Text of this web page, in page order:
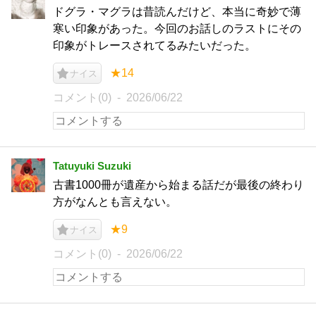
ドグラ・マグラは昔読んだけど、本当に奇妙で薄
寒い印象があった。今回のお話しのラストにその
印象がトレースされてるみたいだった。
ナイス ★14
コメント(0) 2026/06/22
Tatuyuki Suzuki
古書1000冊が遺産から始まる話だが最後の終わり
方がなんとも言えない。
ナイス ★9
コメント(0) 2026/06/22